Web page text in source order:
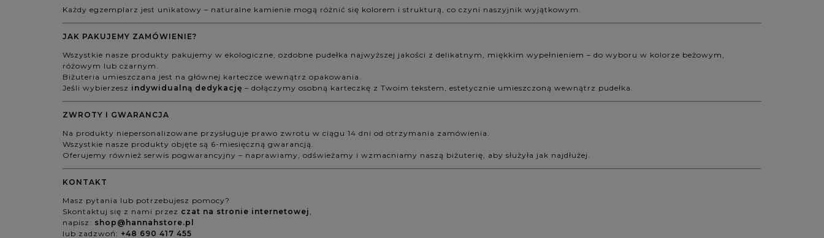
Każdy egzemplarz jest unikatowy – naturalne kamienie mogą różnić się kolorem i strukturą, co czyni naszyjnik wyjątkowym.
JAK PAKUJEMY ZAMÓWIENIE?
Wszystkie nasze produkty pakujemy w ekologiczne, ozdobne pudełka najwyższej jakości z delikatnym, miękkim wypełnieniem – do wyboru w kolorze beżowym,
różowym lub czarnym.
Biżuteria umieszczana jest na głównej karteczce wewnątrz opakowania.
Jeśli wybierzesz indywidualną dedykację – dołączymy osobną karteczkę z Twoim tekstem, estetycznie umieszczoną wewnątrz pudełka.
ZWROTY I GWARANCJA
Na produkty niepersonalizowane przysługuje prawo zwrotu w ciągu 14 dni od otrzymania zamówienia.
Wszystkie nasze produkty objęte są 6-miesięczną gwarancją.
Oferujemy również serwis pogwarancyjny – naprawiamy, odświeżamy i wzmacniamy naszą biżuterię, aby służyła jak najdłużej.
KONTAKT
Masz pytania lub potrzebujesz pomocy?
Skontaktuj się z nami przez czat na stronie internetowej
napisz: shop@hannahstore.pl
lub zadzwoń: +48 690 417 455